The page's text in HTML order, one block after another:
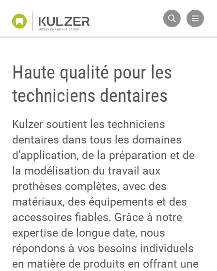
Haute qualité pour les
techniciens dentaires
Kulzer soutient les techniciens
dentaires dans tous les domaines
d’application, de la préparation et de
la modélisation du travail aux
prothèses complètes, avec des
matériaux, des équipements et des
accessoires fiables. Grâce à notre
expertise de longue date, nous
répondons à vos besoins individuels
en matière de produits en offrant une